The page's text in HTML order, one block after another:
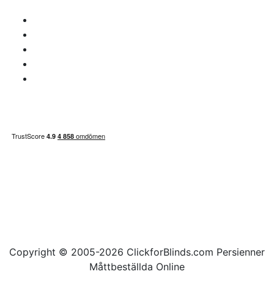
Copyright © 2005-2026 ClickforBlinds.com Persienner
Måttbeställda Online